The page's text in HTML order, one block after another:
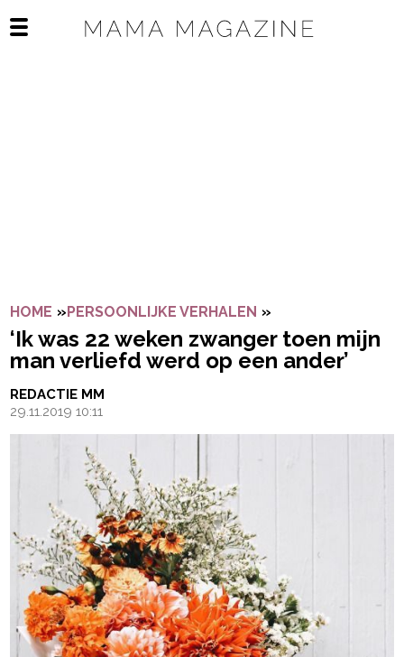
Open het mobiele menu
HOME »PERSOONLIJKE VERHALEN »
‘Ik was 22 weken zwanger toen mijn
man verliefd werd op een ander’
REDACTIE MM
29.11.2019 10:11